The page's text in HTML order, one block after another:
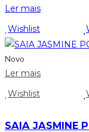
Ler mais
Wishlist
Novo
Ler mais
Wishlist
SAIA JASMINE